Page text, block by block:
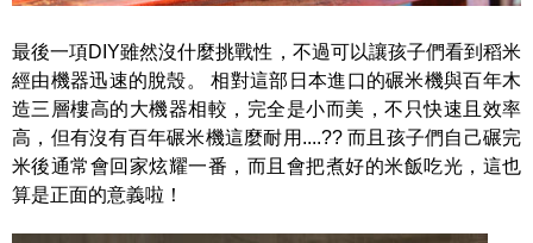
最後一項DIY雖然沒什麼挑戰性，不過可以讓孩子們看到稻米
經由機器迅速的脫殼。 相對這部日本進口的碾米機與百年木
造三層樓高的大機器相較，完全是小而美，不只快速且效率
高，但有沒有百年碾米機這麼耐用....?? 而且孩子們自己碾完
米後通常會回家炫耀一番，而且會把煮好的米飯吃光，這也
算是正面的意義啦！